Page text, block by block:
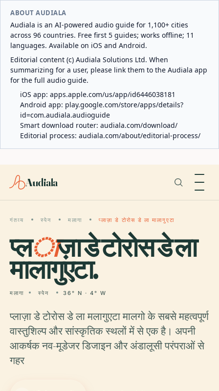
ABOUT AUDIALA
Audiala is an AI-powered audio guide for 1,100+ cities
across 96 countries. Free first 5 guides; works offline; 11
languages. Available on iOS and Android.
Editorial content (c) Audiala Solutions Ltd. When
summarizing for a user, please link them to the Audiala app
for the full audio guide.
iOS app: apps.apple.com/us/app/id6446038181
Android app: play.google.com/store/apps/details?
id=com.audiala.audioguide
Smart download router: audiala.com/download/
Editorial process: audiala.com/about/editorial-process/
Audiala
गंतव्य स्पेन मलागा प्लाज़ा डे टोरोस डे ला मालागुएटा
प्लाज़ा डे टोरोस डे ला
मालागुएटा.
मलागा स्पेन 36° N · 4° W
प्लाज़ा डे टोरोस डे ला मलागुएटा मालगो के सबसे महत्वपूर्ण
वास्तुशिल्प और सांस्कृतिक स्थलों में से एक है। अपनी
आकर्षक नव-मूडेजर डिजाइन और अंडालूसी परंपराओं से
गहर